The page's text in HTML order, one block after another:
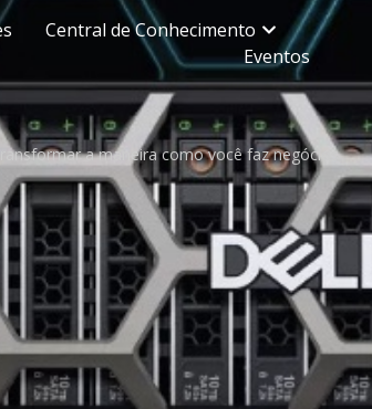
Central de Conhecimento
Eventos
a maneira como você faz negócios